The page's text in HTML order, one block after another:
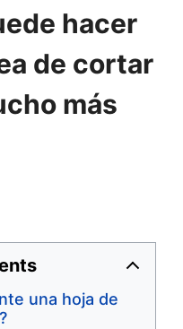
hacer
de cortar
más
una hoja de